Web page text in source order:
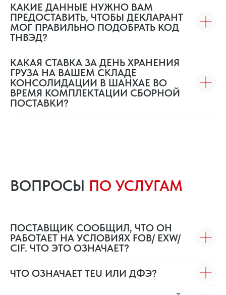
КАКИЕ ДАННЫЕ НУЖНО ВАМ
ПРЕДОСТАВИТЬ, ЧТОБЫ ДЕКЛАРАНТ
МОГ ПРАВИЛЬНО ПОДОБРАТЬ КОД
ТНВЭД?
КАКАЯ СТАВКА ЗА ДЕНЬ ХРАНЕНИЯ
ГРУЗА НА ВАШЕМ СКЛАДЕ
КОНСОЛИДАЦИИ В ШАНХАЕ ВО
ВРЕМЯ КОМПЛЕКТАЦИИ СБОРНОЙ
ПОСТАВКИ?
ВОПРОСЫ ПО УСЛУГАМ
ПОСТАВЩИК СООБЩИЛ, ЧТО ОН
РАБОТАЕТ НА УСЛОВИЯХ FOB/ EXW/
CIF. ЧТО ЭТО ОЗНАЧАЕТ?
ЧТО ОЗНАЧАЕТ TEU ИЛИ ДФЭ?